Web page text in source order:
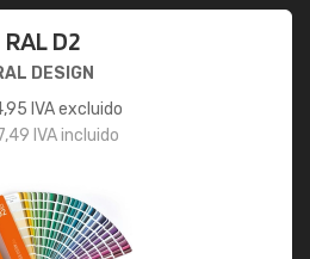
RAL D2
DESIGN
IVA excluido
IVA incluido